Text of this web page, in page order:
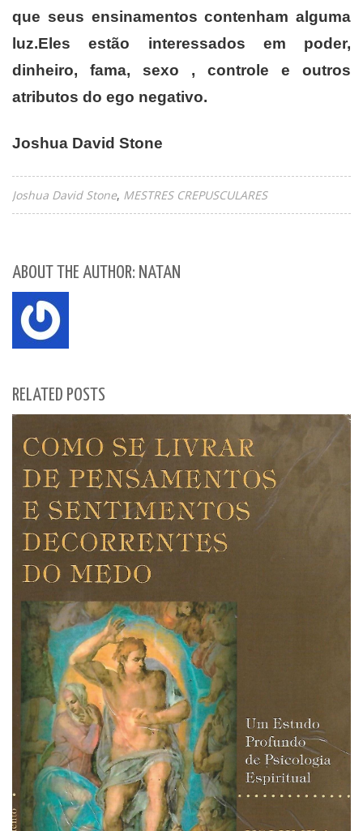
que seus ensinamentos contenham alguma
luz.Eles estão interessados em poder,
dinheiro, fama, sexo , controle e outros
atributos do ego negativo.
Joshua David Stone
Joshua David Stone MESTRES CREPUSCULARES
ABOUT THE AUTHOR: NATAN
RELATED POSTS